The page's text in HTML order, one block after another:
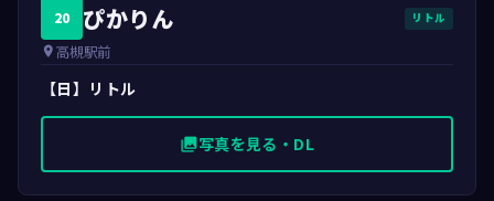
20 ぴかりん リトル
place 高槻駅前
【日】リトル
photo_library写真を見る・DL